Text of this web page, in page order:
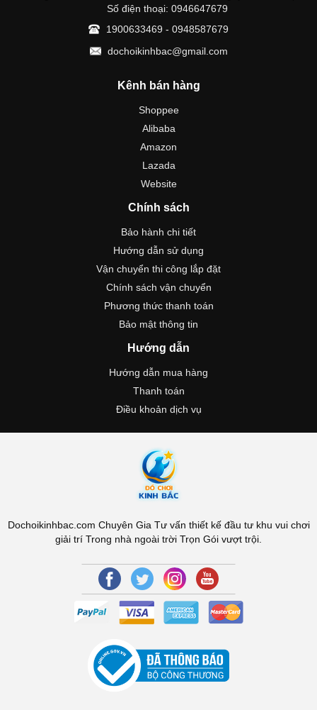
Số điện thoại: 0946647679
1900633469 - 0948587679
dochoikinhbac@gmail.com
Kênh bán hàng
Shoppee
Alibaba
Amazon
Lazada
Website
Chính sách
Bảo hành chi tiết
Hướng dẫn sử dụng
Vận chuyển thi công lắp đặt
Chính sách vận chuyển
Phương thức thanh toán
Bảo mật thông tin
Hướng dẫn
Hướng dẫn mua hàng
Thanh toán
Điều khoản dịch vụ
Dochoikinhbac.com Chuyên Gia Tư vấn thiết kế đầu tư khu vui chơi
giải trí Trong nhà ngoài trời Trọn Gói vượt trội.